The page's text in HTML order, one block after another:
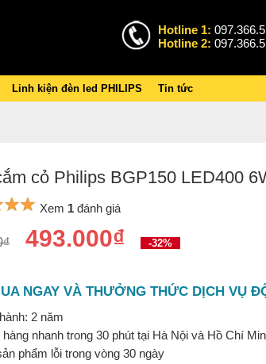
Hotline 1:
Hotline 2:
Linh kiện đèn led PHILIPS Tin tức
cỏ Philips BGP150 LED400
Xem 1 đánh giá
493.000₫ -32%
NGAY VÀ THƯỞNG THỨC DỊCH VỤ
2 năm
hàng nhanh trong 30 phút tại Hà Nội và Hồ Chí
phẩm lỗi trong vòng 30 ngày